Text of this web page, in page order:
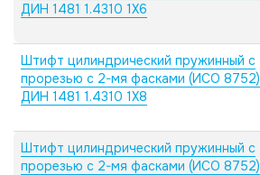
ДИН 1481 1.4310 1X6
Штифт цилиндрический пружинный с
прорезью с 2-мя фасками (ИСО 8752)
ДИН 1481 1.4310 1X8
Штифт цилиндрический пружинный с
прорезью с 2-мя фасками (ИСО 8752)